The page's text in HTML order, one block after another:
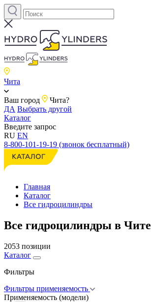
Чита
Ваш город
Чита?
ДА Выбрать другой
Каталог
Введите запрос
RU EN
8-800-101-19-19 (звонок бесплатный)
Главная
Каталог
Все гидроцилиндры
Все гидроцилиндры в Чите
2053 позиции
Каталог
Фильтры
Фильтры применяемость
Применяемость (модели)